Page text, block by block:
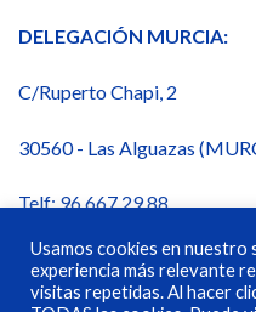
DELEGACIÓN MURCIA:
C/Ruperto Chapi, 2
30560 - Las Alguazas
Telf: 96 667 29 88
Usamos cookies en nuestro
experiencia más relevante
visitas repetidas. Al hacer